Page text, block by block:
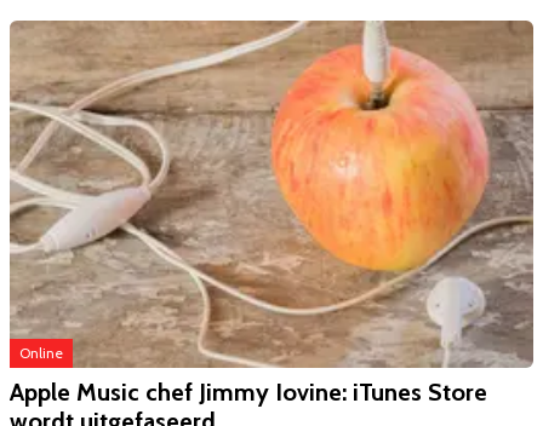
Online
Apple Music chef Jimmy Iovine: iTunes Store